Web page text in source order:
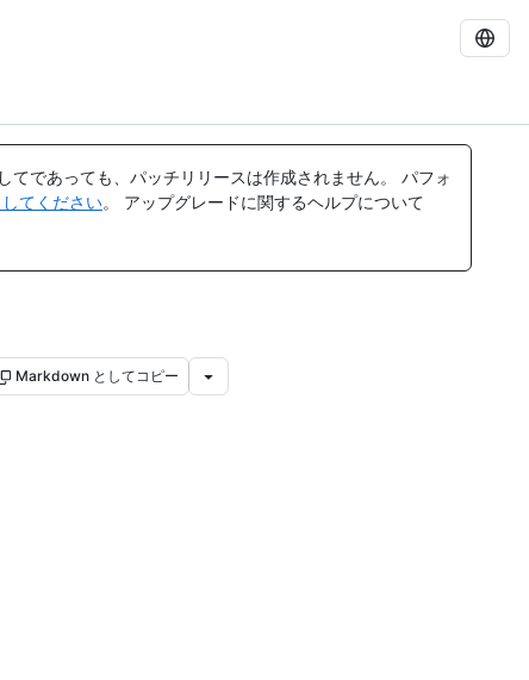
てであっても、パッチリリースは作成されません。 パフォ
てください。 アップグレードに関するヘルプについて
Markdown としてコピー